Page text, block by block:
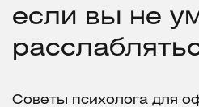
если вы не
Советы психолога для